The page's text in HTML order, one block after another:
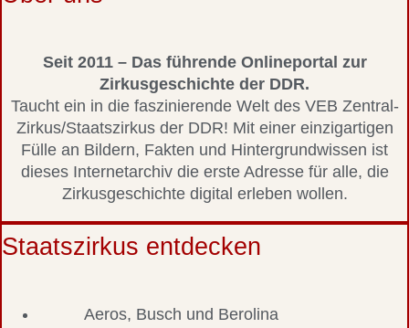
Seit 2011 – Das führende Onlineportal zur
Zirkusgeschichte der DDR.
Taucht ein in die faszinierende Welt des VEB Zentral-
Zirkus/Staatszirkus der DDR! Mit einer einzigartigen
Fülle an Bildern, Fakten und Hintergrundwissen ist
dieses Internetarchiv die erste Adresse für alle, die
Zirkusgeschichte digital erleben wollen.
Staatszirkus entdecken
Aeros, Busch und Berolina